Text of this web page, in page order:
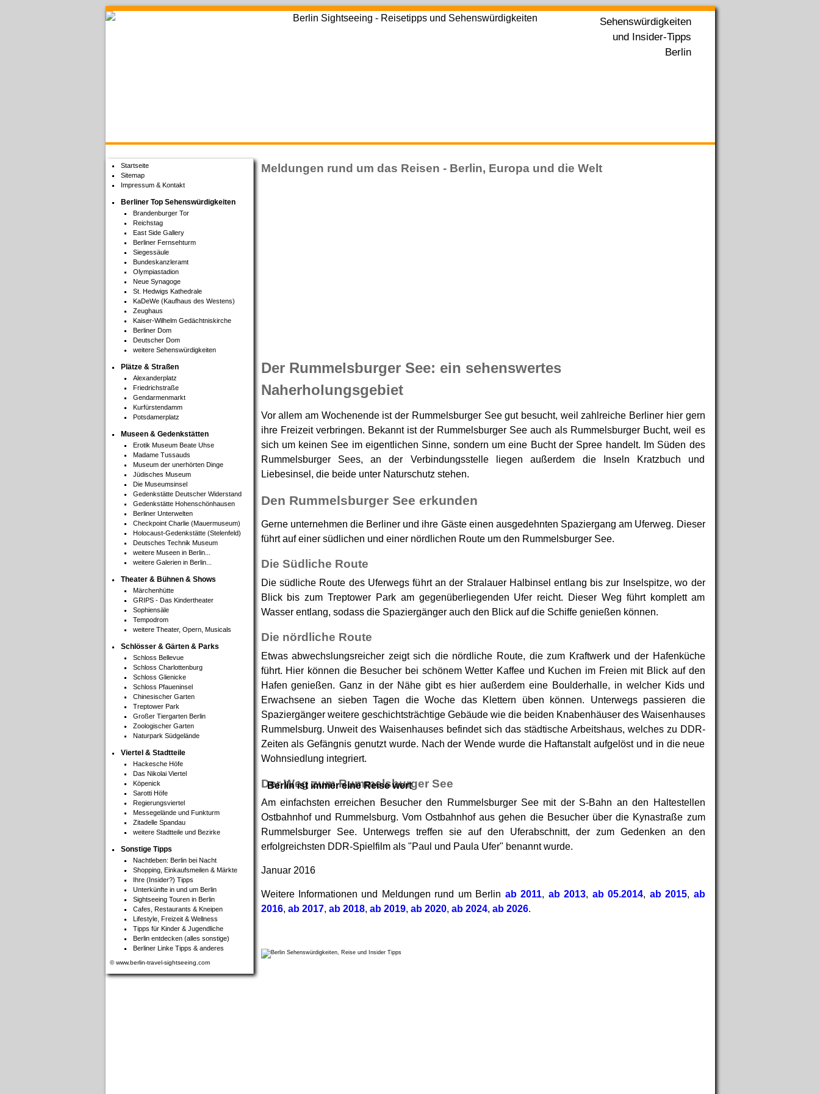
Sehenswürdigkeiten
und Insider-Tipps
Berlin
Meldungen rund um das Reisen - Berlin, Europa und die Welt
Der Rummelsburger See: ein sehenswertes
Naherholungsgebiet
Vor allem am Wochenende ist der Rummelsburger See gut besucht, weil zahlreiche Berliner hier gern
ihre Freizeit verbringen. Bekannt ist der Rummelsburger See auch als Rummelsburger Bucht, weil es
sich um keinen See im eigentlichen Sinne, sondern um eine Bucht der Spree handelt. Im Süden des
Rummelsburger Sees, an der Verbindungsstelle liegen außerdem die Inseln Kratzbuch und
Liebesinsel, die beide unter Naturschutz stehen.
Den Rummelsburger See erkunden
Gerne unternehmen die Berliner und ihre Gäste einen ausgedehnten Spaziergang am Uferweg. Dieser
führt auf einer südlichen und einer nördlichen Route um den Rummelsburger See.
Die Südliche Route
Die südliche Route des Uferwegs führt an der Stralauer Halbinsel entlang bis zur Inselspitze, wo der
Blick bis zum Treptower Park am gegenüberliegenden Ufer reicht. Dieser Weg führt komplett am
Wasser entlang, sodass die Spaziergänger auch den Blick auf die Schiffe genießen können.
Die nördliche Route
Etwas abwechslungsreicher zeigt sich die nördliche Route, die zum Kraftwerk und der Hafenküche
führt. Hier können die Besucher bei schönem Wetter Kaffee und Kuchen im Freien mit Blick auf den
Hafen genießen. Ganz in der Nähe gibt es hier außerdem eine Boulderhalle, in welcher Kids und
Erwachsene an sieben Tagen die Woche das Klettern üben können. Unterwegs passieren die
Spaziergänger weitere geschichtsträchtige Gebäude wie die beiden Knabenhäuser des Waisenhauses
Rummelsburg. Unweit des Waisenhauses befindet sich das städtische Arbeitshaus, welches zu DDR-
Zeiten als Gefängnis genutzt wurde. Nach der Wende wurde die Haftanstalt aufgelöst und in die neue
Wohnsiedlung integriert.
Der Weg zum Rummelsburger See
Am einfachsten erreichen Besucher den Rummelsburger See mit der S-Bahn an den Haltestellen
Ostbahnhof und Rummelsburg. Vom Ostbahnhof aus gehen die Besucher über die Kynastraße zum
Rummelsburger See. Unterwegs treffen sie auf den Uferabschnitt, der zum Gedenken an den
erfolgreichsten DDR-Spielfilm als "Paul und Paula Ufer" benannt wurde.
Januar 2016
Weitere Informationen und Meldungen rund um Berlin ab 2011, ab 2013, ab 05.2014, ab 2015, ab
2016, ab 2017, ab 2018, ab 2019, ab 2020, ab 2024, ab 2026.
Berlin ist immer eine Reise wert
Startseite
Sitemap
Impressum & Kontakt
Berliner Top Sehenswürdigkeiten
Brandenburger Tor
Reichstag
East Side Gallery
Berliner Fernsehturm
Siegessäule
Bundeskanzleramt
Olympiastadion
Neue Synagoge
St. Hedwigs Kathedrale
KaDeWe (Kaufhaus des Westens)
Zeughaus
Kaiser-Wilhelm Gedächtniskirche
Berliner Dom
Deutscher Dom
weitere Sehenswürdigkeiten
Plätze & Straßen
Alexanderplatz
Friedrichstraße
Gendarmenmarkt
Kurfürstendamm
Potsdamerplatz
Museen & Gedenkstätten
Erotik Museum Beate Uhse
Madame Tussauds
Museum der unerhörten Dinge
Jüdisches Museum
Die Museumsinsel
Gedenkstätte Deutscher Widerstand
Gedenkstätte Hohenschönhausen
Berliner Unterwelten
Checkpoint Charlie (Mauermuseum)
Holocaust-Gedenkstätte (Stelenfeld)
Deutsches Technik Museum
weitere Museen in Berlin...
weitere Galerien in Berlin...
Theater & Bühnen & Shows
Märchenhütte
GRIPS - Das Kindertheater
Sophiensäle
Tempodrom
weitere Theater, Opern, Musicals
Schlösser & Gärten & Parks
Schloss Bellevue
Schloss Charlottenburg
Schloss Glienicke
Schloss Pfaueninsel
Chinesischer Garten
Treptower Park
Großer Tiergarten Berlin
Zoologischer Garten
Naturpark Südgelände
Viertel & Stadtteile
Hackesche Höfe
Das Nikolai Viertel
Köpenick
Sarotti Höfe
Regierungsviertel
Messegelände und Funkturm
Zitadelle Spandau
weitere Stadtteile und Bezirke
Sonstige Tipps
Nachtleben: Berlin bei Nacht
Shopping, Einkaufsmeilen & Märkte
Ihre (Insider?) Tipps
Unterkünfte in und um Berlin
Sightseeing Touren in Berlin
Cafes, Restaurants & Kneipen
Lifestyle, Freizeit & Wellness
Tipps für Kinder & Jugendliche
Berlin entdecken (alles sonstige)
Berliner Linke Tipps & anderes
© www.berlin-travel-sightseeing.com